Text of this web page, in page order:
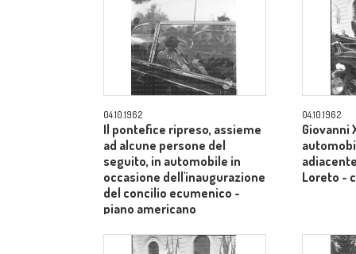
04.10.1962
Il pontefice ripreso, assieme
ad alcune persone del
seguito, in automobile in
occasione dell'inaugurazione
del concilio ecumenico -
piano americano
04.10.1962
Giovanni
Loreto -